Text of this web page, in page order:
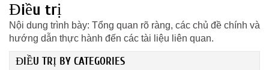
Điều trị
Nội dung trình bày: Tổng quan rõ ràng, các chủ đề chính và
hướng dẫn thực hành đến các tài liệu liên quan.
ĐIỀU TRỊ BY CATEGORIES